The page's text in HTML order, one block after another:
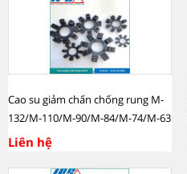
Cao su giảm chấn chống rung M-
132/M-110/M-90/M-84/M-74/M-63
Liên hệ